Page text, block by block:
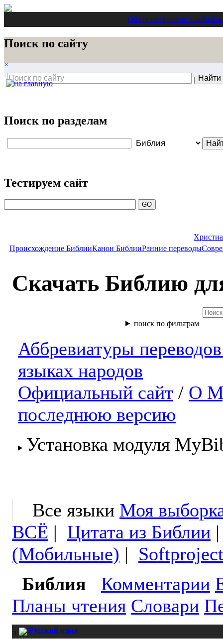
Обзор интернета- LiteВеб-
Поиск по сайту
×
Поиск по разделам
Тестируем сайт
Происхождение БиблииКанон БиблииРанние переводы
Скачать Библию
поиск по фильтрам
Аббревиатуры
языках народов
Официальный сайт / О
последнюю версию
Установка модуля
Все языки Моя
ВСЁ | Цитата из Библии
(Мобильные) |
Библия
Комментарии
Планы чтения Словари
1
Русский язык